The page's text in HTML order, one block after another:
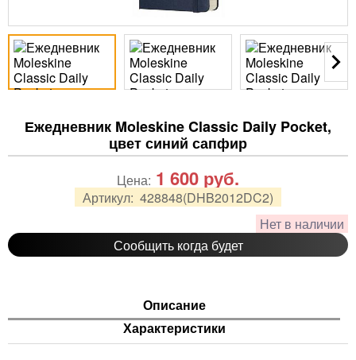
Ежедневник Moleskine Classic Daily Pocket,
цвет синий сапфир
Артикул: 428848(DHB2012DC2)
Нет в наличии
Сообщить когда будет
Цена: 1 600 руб.
Описание
Характеристики